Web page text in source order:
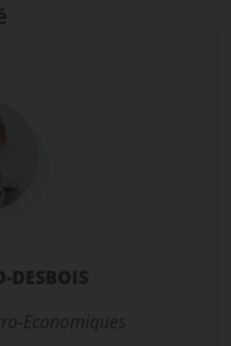
DESBOIS
Economiques